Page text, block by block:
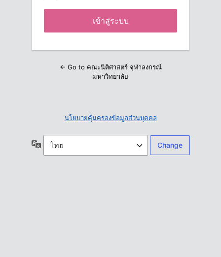
← Go to คณะนิติศาสตร์ จุฬาลงกรณ์
มหาวิทยาลัย
นโยบายคุ้มครองข้อมูลส่วนบุคคล
ภาษา